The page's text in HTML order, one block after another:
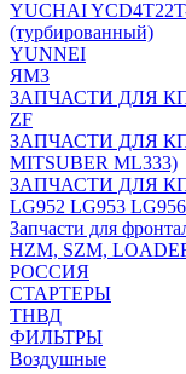
YUCHAI
(турбированный)
YUNNEI
ЯМЗ
ЗАПЧАСТИ ДЛЯ
ZF
ЗАПЧАСТИ ДЛЯ КПП
MITSUBER ML333)
ЗАПЧАСТИ ДЛЯ КПП
LG952 LG953
Запчасти для
HZM, SZM,
РОССИЯ
СТАРТЕРЫ
ТНВД
ФИЛЬТРЫ
Воздушные